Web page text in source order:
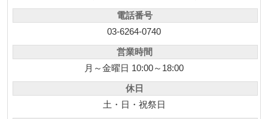
PINK（アスパック企業株式会社）
電話番号
03-6264-0740
営業時間
月～金曜日 10:00～18:00
休日
土・日・祝祭日